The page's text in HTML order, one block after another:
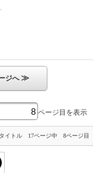
ジへ≫
ページ目を表示
イトル 17ページ中 8ページ目